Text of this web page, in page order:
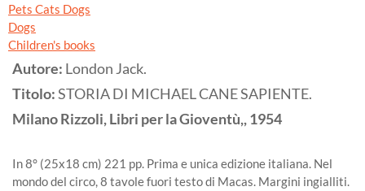
Pets Cats Dogs
Dogs
Children's books
Autore: London Jack.
Titolo:STORIA DI MICHAEL CANE SAPIENTE.
MilanoRizzoli, Libri per la Gioventù,,1954
In 8° (25x18 cm) 221 pp. Prima e unica edizione italiana. Nel
mondo del circo, 8 tavole fuori testo di Macas. Margini ingialliti.